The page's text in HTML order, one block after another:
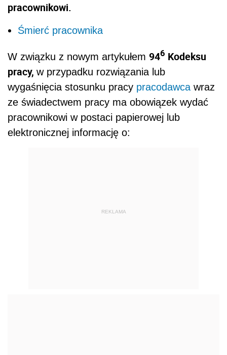
pracownikowi.
Śmierć pracownika
W związku z nowym artykułem 946 Kodeksu
pracy, w przypadku rozwiązania lub
wygaśnięcia stosunku pracy pracodawca wraz
ze świadectwem pracy ma obowiązek wydać
pracownikowi w postaci papierowej lub
elektronicznej informację o:
REKLAMA